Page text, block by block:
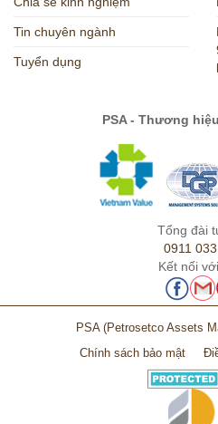
Tin chuyên ngành
Tuyển dụng
PSA - Thương
Tổng đài
0911
Kết nối
PSA (Petrosetco Assets
Chính sách bảo mật